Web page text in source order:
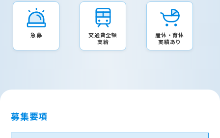
急募
交通費全額
支給
産休・育休
実績あり
募集要項